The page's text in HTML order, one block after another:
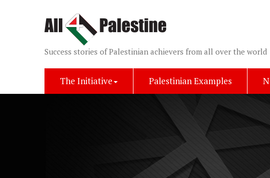
Success stories of Palestinian achievers from all over the world
The Initiative Palestinian Examples